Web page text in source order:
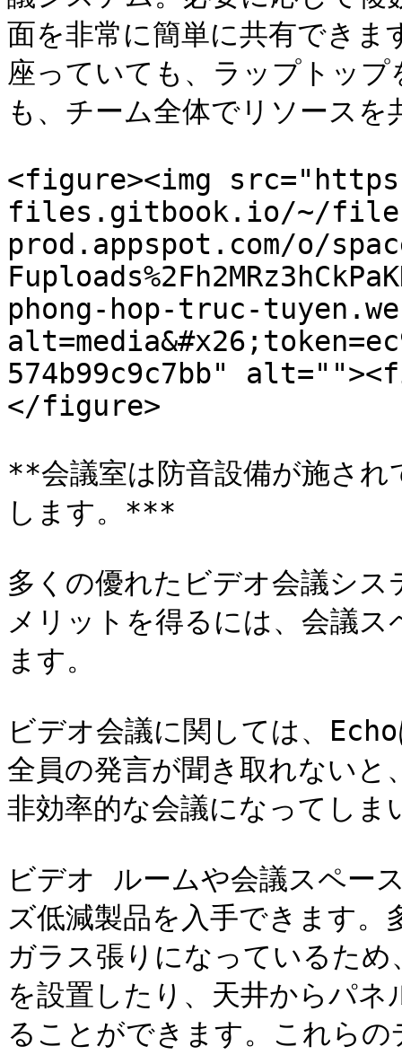
面を非常に簡単に共有できま
座っていても、ラップトッ
も、チーム全体でリソースを
<figure><img
files.gitbook.io/~/
prod.appspot.com/o/
phong-hop-truc-
574b99c9c7bb"
</figure>
**会議室は防音設備が施さ
します。***
多くの優れたビデオ会議シ
メリットを得るには、会議
ます。
ビデオ会議に関しては、
全員の発言が聞き取れないと
非効率的な会議になってしま
ビデオ ルームや会議スペー
ズ低減製品を入手できます
ガラス張りになっているた
を設置したり、天井からパ
ることができます。これら